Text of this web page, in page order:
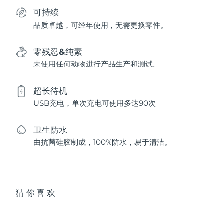
可持续
品质卓越，可经年使用，无需更换零件。
零残忍&纯素
未使用任何动物进行产品生产和测试。
超长待机
USB充电，单次充电可使用多达90次
卫生防水
由抗菌硅胶制成，100%防水，易于清洁。
猜你喜欢